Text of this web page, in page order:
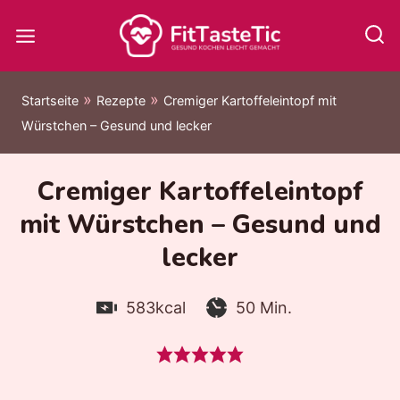
Inhalt
Startseite » Rezepte » Cremiger Kartoffeleintopf mit
Würstchen – Gesund und lecker
Cremiger Kartoffeleintopf
mit Würstchen – Gesund und
lecker
Kalorien:
583kcal Zubereitungszeit:
50Minuten
Min.